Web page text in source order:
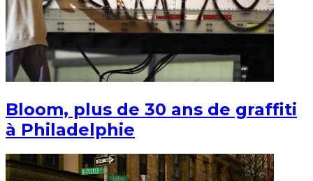
Bloom, plus de 30 ans de graffiti
à Philadelphie